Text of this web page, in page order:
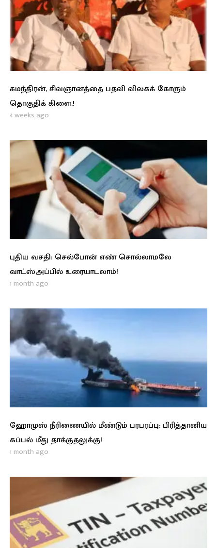
சுமந்திரன், சிவஞானத்தை பதவி விலகக் கோரும்
தொகுதிக் கிளை.!
4 weeks ago
புதிய வசதி: செல்போன் எண் சொல்லாமலே
வாட்ஸ்அப்பில் உரையாடலாம்!
1 month ago
ஹோமுஸ் நீரிணையில் மீண்டும் பரபரப்பு: பிரித்தானிய
கப்பல் மீது தாக்குதலுக்கு!
1 month ago